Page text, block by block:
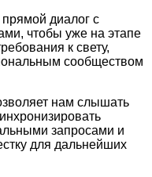
диалог с
чтобы уже на этапе
к свету,
сообществом
нам слышать
запросами и
для дальнейших